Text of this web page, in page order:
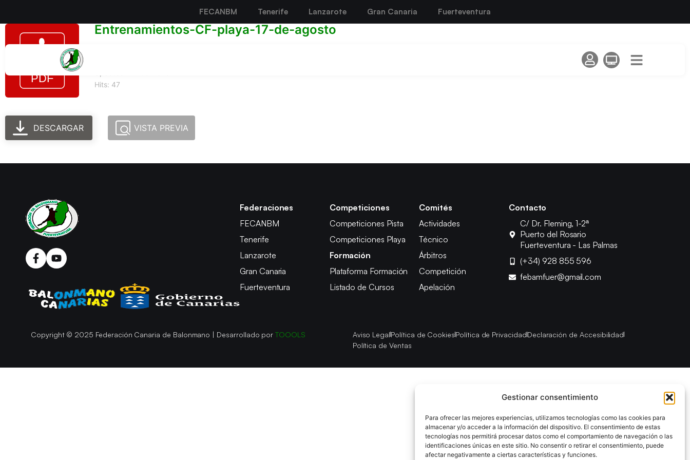
Gestionar consentimiento
Para ofrecer las mejores experiencias, utilizamos tecnologías como las cookies para
almacenar y/o acceder a la información del dispositivo. El consentimiento de estas
tecnologías nos permitirá procesar datos como el comportamiento de navegación o las
identificaciones únicas en este sitio. No consentir o retirar el consentimiento, puede
afectar negativamente a ciertas características y funciones.
FECANBM Tenerife Lanzarote Gran Canaria Fuerteventura
Entrenamientos-CF-playa-17-de-agosto
Hits: 47
DESCARGAR VISTA PREVIA
Federaciones
FECANBM
Tenerife
Lanzarote
Gran Canaria
Fuerteventura
Competiciones
Competiciones Pista
Competiciones Playa
Formación
Plataforma Formación
Listado de Cursos
Comités
Actividades
Técnico
Árbitros
Competición
Apelación
Contacto
C/ Dr. Fleming, 1-2ª
Puerto del Rosario
Fuerteventura - Las Palmas
(+34) 928 855 596
febamfuer@gmail.com
Copyright © 2025 Federación Canaria de Balonmano | Desarrollado porTOOOLS Aviso LegalPolítica de CookiesPolítica de PrivacidadDeclaración de Accesibilidad
Política de Ventas